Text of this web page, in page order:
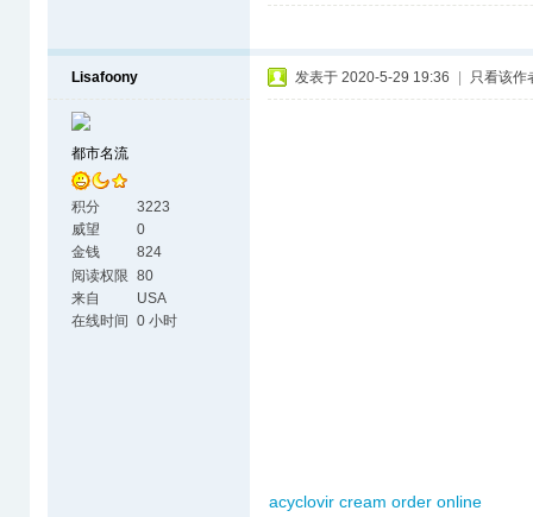
Lisafoony
都市名流
积分
3223
威望
0
金钱
824
阅读权限 80
来自
USA
在线时间
0 小时
发表于 2020-5-29 19:36 只看该作
acyclovir cream order online